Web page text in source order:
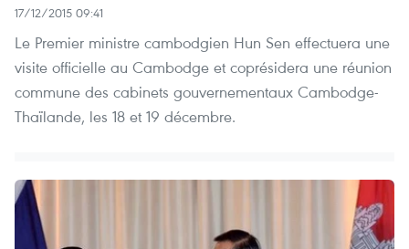
17/12/2015 09:41
Le Premier ministre cambodgien Hun Sen effectuera une
visite officielle au Cambodge et coprésidera une réunion
commune des cabinets gouvernementaux Cambodge-
Thaïlande, les 18 et 19 décembre.